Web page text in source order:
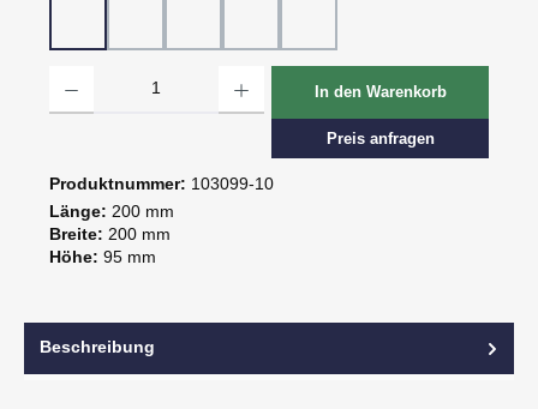
In den Warenkorb
Preis anfragen
Produktnummer: 103099-10
Länge: 200 mm
Breite: 200 mm
Höhe: 95 mm
Beschreibung